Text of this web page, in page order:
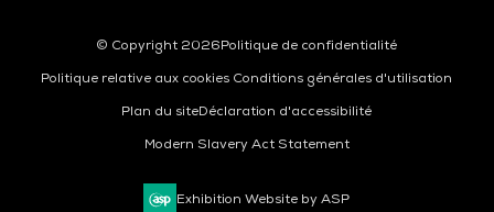
© Copyright 2026Politique de confidentialité
Politique relative aux cookies Conditions générales d'utilisation
Plan du siteDéclaration d'accessibilité
Modern Slavery Act Statement
Exhibition Website by ASP